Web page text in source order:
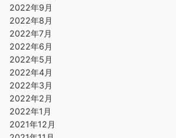
2022年9月
2022年8月
2022年7月
2022年6月
2022年5月
2022年4月
2022年3月
2022年2月
2022年1月
2021年12月